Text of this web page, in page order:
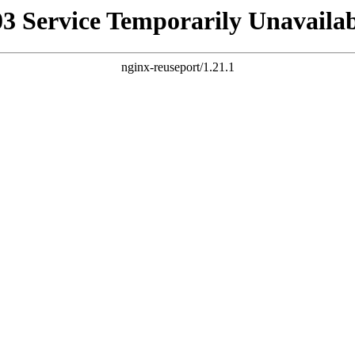
Service Temporarily
nginx-reuseport/1.21.1